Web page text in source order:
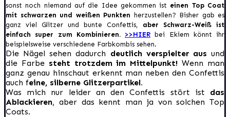
sonst noch niemand auf die Idee gekommen ist einen Top Coat
mit schwarzen und weißen Punkten herzustellen? Bisher gab es
ganz viel Glitzer und bunte Confettis, aber Schwarz-Weiß ist
einfach super zum Kombinieren. >>HIER bei Ekiem könnt ihr
beispielsweise verschiedene Farbkombis sehen.
Die Nägel sehen dadurch deutlich verspielter aus und
die Farbesteht trotzdem im Mittelpunkt!Wenn man
ganz genau hinschaut erkennt man neben den Confettis
auch feine, silberne Glitzerpartikel.
Was mich nur leider an den Confettis stört ist das
Ablackieren, aber das kennt man ja von solchen Top
Coats.